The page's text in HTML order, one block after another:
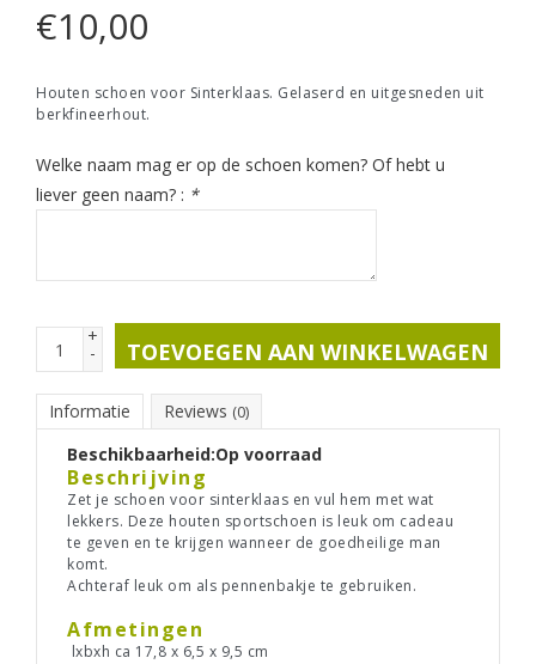
€10,00
Houten schoen voor Sinterklaas. Gelaserd en uitgesneden uit
berkfineerhout.
Welke naam mag er op de schoen komen? Of hebt u
liever geen naam? : *
+
- TOEVOEGEN AAN WINKELWAGEN
Informatie Reviews (0)
Beschikbaarheid:Op voorraad
Beschrijving
Zet je schoen voor sinterklaas en vul hem met wat
lekkers. Deze houten sportschoen is leuk om cadeau
te geven en te krijgen wanneer de goedheilige man
komt.
Achteraf leuk om als pennenbakje te gebruiken.
Afmetingen
lxbxh ca 17,8 x 6,5 x 9,5 cm